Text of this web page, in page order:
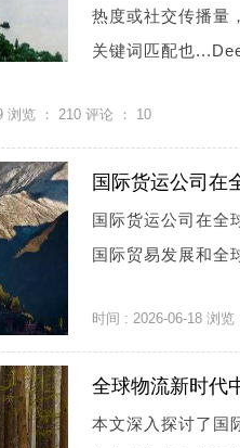
热度或社交传播量
关键词匹配也
浏览 ： 210 评论 ： 10
国际货运公司在
国际货运公司在全
国际贸易发展和全
时间 : 2026-06-18 浏览
全球物流新时代
本文深入探讨了国